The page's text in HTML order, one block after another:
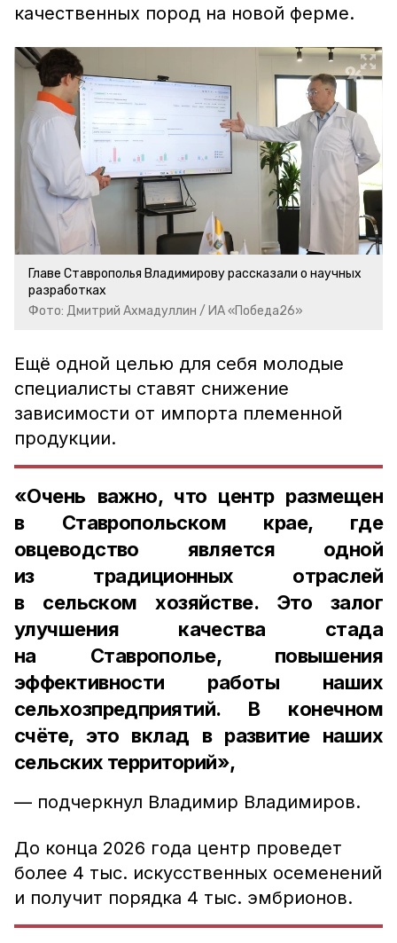
качественных пород на новой ферме.
Главе Ставрополья Владимирову рассказали о научных
разработках
Фото: Дмитрий Ахмадуллин / ИА «Победа26»
Ещё одной целью для себя молодые
специалисты ставят снижение
зависимости от импорта племенной
продукции.
«Очень важно, что центр размещен
в Ставропольском крае, где
овцеводство является одной
из традиционных отраслей
в сельском хозяйстве. Это залог
улучшения качества стада
на Ставрополье, повышения
эффективности работы наших
сельхозпредприятий. В конечном
счёте, это вклад в развитие наших
сельских территорий»,
— подчеркнул Владимир Владимиров.
До конца 2026 года центр проведет
более 4 тыс. искусственных осеменений
и получит порядка 4 тыс. эмбрионов.